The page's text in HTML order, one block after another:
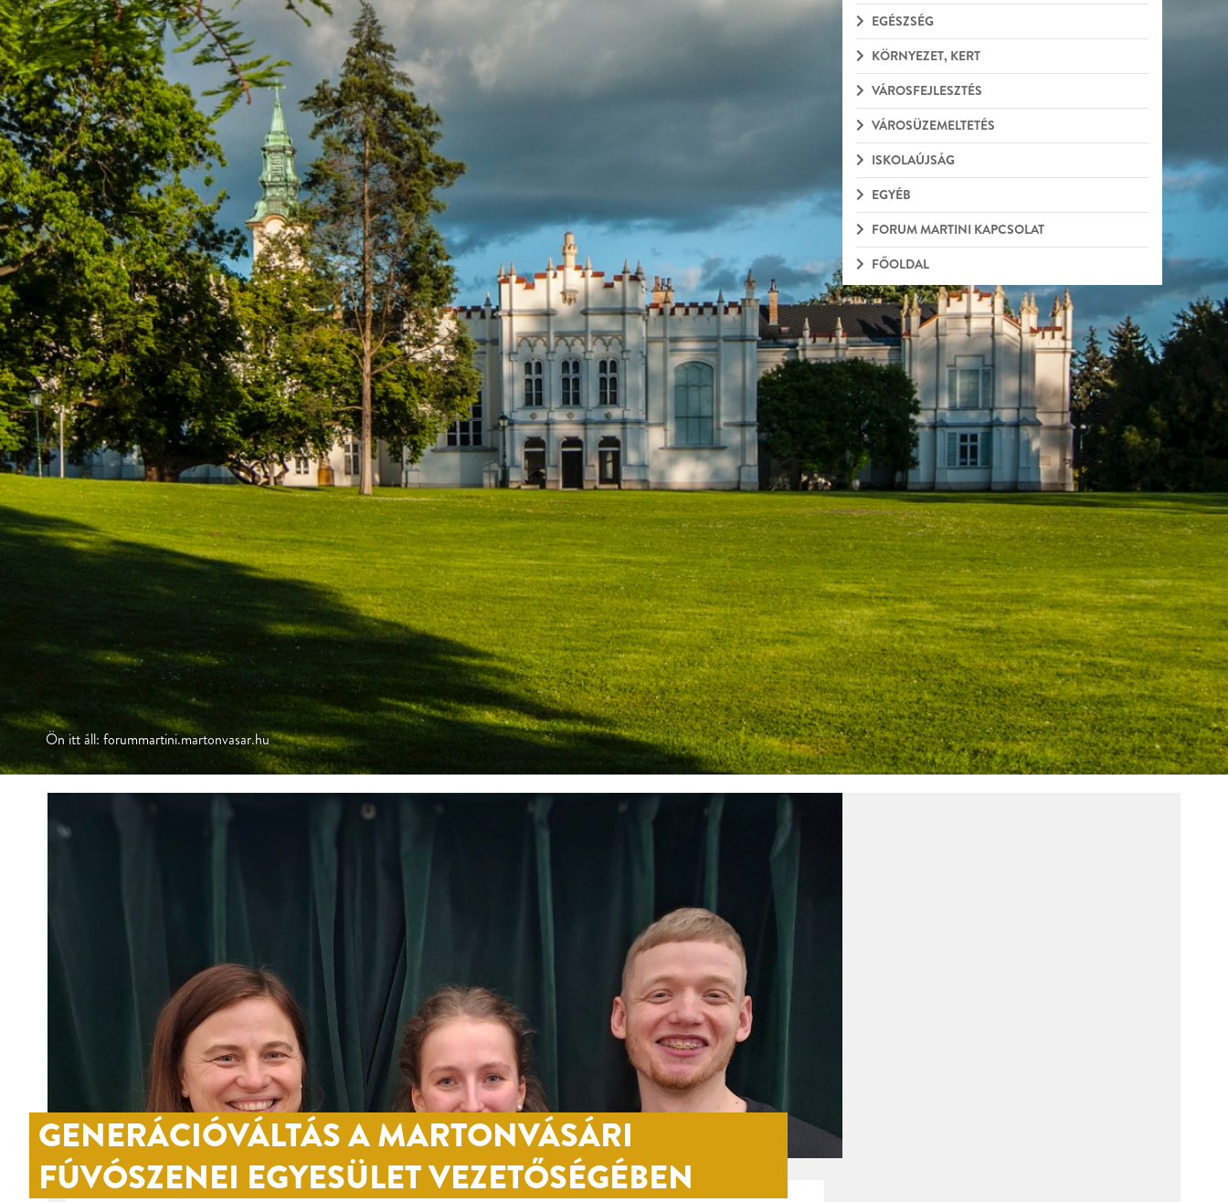
EGÉSZSÉG
KÖRNYEZET, KERT
VÁROSFEJLESZTÉS
VÁROSÜZEMELTETÉS
ISKOLAÚJSÁG
EGYÉB
FORUM MARTINI KAPCSOLAT
FŐOLDAL
Ön itt áll: forummartini.martonvasar.hu
GENERÁCIÓVÁLTÁS A MARTONVÁSÁRI
FÚVÓSZENEI EGYESÜLET VEZETŐSÉGÉBEN